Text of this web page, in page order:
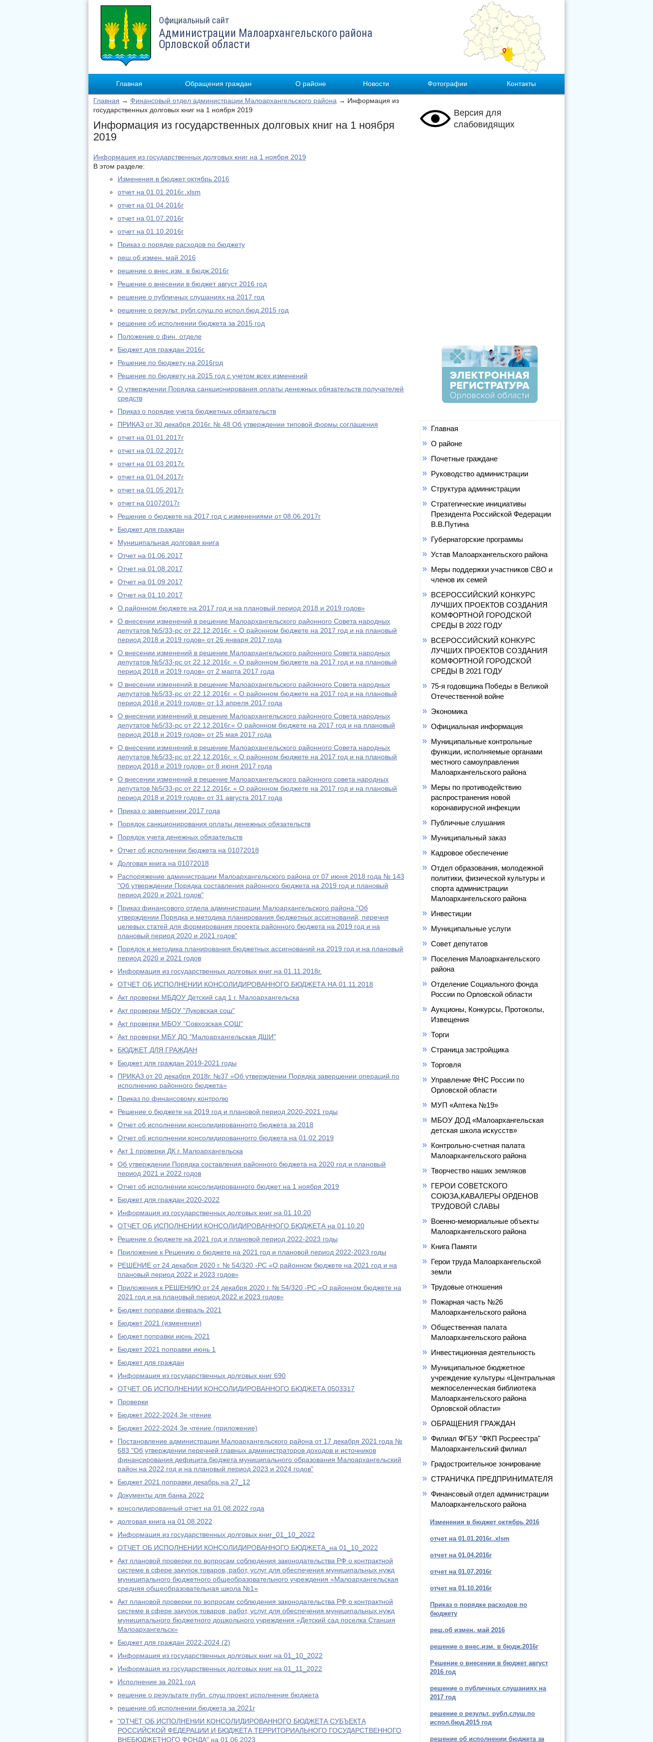
Официальный сайт
Администрации Малоархангельского района
Орловской области
Главная Обращения граждан О районе Новости Фотографии Контакты
Главная → Финансовый отдел администрации Малоархангельского района → Информация из
государственных долговых книг на 1 ноября 2019
Информация из государственных долговых книг на 1 ноября
2019
Информация из государственных долговых книг на 1 ноября 2019
В этом разделе:
Изменения в бюджет октябрь 2016
отчет на 01.01.2016г..xlsm
отчет на 01.04.2016г
отчет на 01.07.2016г
отчет на 01.10.2016г
Приказ о порядке расходов по бюджету
реш.об измен. май 2016
решение о внес.изм. в бюдж.2016г
Решение о внесении в бюджет август 2016 год
решение о публичных слушаниях на 2017 год
решение о результ. рубл.слуш.по испол.бюд.2015 год
решение об исполнении бюджета за 2015 год
Положение о фин. отделе
Бюджет для граждан 2016г.
Решение по бюджету на 2016год
Решение по бюджету на 2015 год с учетом всех изменений
О утверждении Порядка санкционирования оплаты денежных обязательств получателей
средств
Приказ о порядке учета бюджетных обязательств
ПРИКАЗ от 30 декабря 2016г. № 48 Об утверждении типовой формы соглашения
отчет на 01.01.2017г
отчет на 01.02.2017г
отчет на 01.03.2017г.
отчет на 01.04.2017г
отчет на 01.05.2017г
отчет на 01072017г
Решение о бюджете на 2017 год с изменениями от 08.06.2017г
Бюджет для граждан
Муниципальная долговая книга
Отчет на 01.06.2017
Отчет на 01.08.2017
Отчет на 01.09.2017
Отчет на 01.10.2017
О районном бюджете на 2017 год и на плановый период 2018 и 2019 годов»
О внесении изменений в решение Малоархангельского районного Совета народных
депутатов №5/33-рс от 22.12.2016г. « О районном бюджете на 2017 год и на плановый
период 2018 и 2019 годов» от 26 января 2017 года
О внесении изменений в решение Малоархангельского районного Совета народных
депутатов №5/33-рс от 22.12.2016г. « О районном бюджете на 2017 год и на плановый
период 2018 и 2019 годов» от 2 марта 2017 года
О внесении изменений в решение Малоархангельского районного Совета народных
депутатов №5/33-рс от 22.12.2016г. « О районном бюджете на 2017 год и на плановый
период 2018 и 2019 годов» от 13 апреля 2017 года
О внесении изменений в решение Малоархангельского районного Совета народных
депутатов №5/33-рс от 22.12.2016г.« О районном бюджете на 2017 год и на плановый
период 2018 и 2019 годов» от 25 мая 2017 года
О внесении изменений в решение Малоархангельского районного Совета народных
депутатов №5/33-рс от 22.12.2016г. « О районном бюджете на 2017 год и на плановый
период 2018 и 2019 годов» от 8 июня 2017 года
О внесении изменений в решение Малоархангельского районного совета народных
депутатов №5/33-рс от 22.12.2016г. « О районном бюджете на 2017 год и на плановый
период 2018 и 2019 годов» от 31 августа 2017 года
Приказ о завершении 2017 года
Порядок санкционирования оплаты денежных обязательств
Порядок учета денежных обязательств
Отчет об исполнении бюджета на 01072018
Долговая книга на 01072018
Распоряжение администрации Малоархангельского района от 07 июня 2018 года № 143
"Об утверждении Порядка составления районного бюджета на 2019 год и плановый
период 2020 и 2021 годов"
Приказ финансового отдела администрации Малоархангельского района "Об
утверждении Порядка и методика планирования бюджетных ассигнований, перечня
целевых статей для формирования проекта районного бюджета на 2019 год и на
плановый период 2020 и 2021 годов"
Порядок и методика планирования бюджетных ассигнований на 2019 год и на плановый
период 2020 и 2021 годов
Информация из государственных долговых книг на 01.11.2018г.
ОТЧЕТ ОБ ИСПОЛНЕНИИ КОНСОЛИДИРОВАННОГО БЮДЖЕТА НА 01.11.2018
Акт проверки МБДОУ Детский сад 1 г. Малоархангельска
Акт проверки МБОУ "Луковская сош"
Акт проверки МБОУ "Совхозская СОШ"
Акт проверки МБУ ДО "Малоархангельская ДШИ"
БЮДЖЕТ ДЛЯ ГРАЖДАН
Бюджет для граждан 2019-2021 годы
ПРИКАЗ от 20 декабря 2018г. №37 «Об утверждении Порядка завершении операций по
исполнению районного бюджета»
Приказ по финансовому контролю
Решение о бюджете на 2019 год и плановой период 2020-2021 годы
Отчет об исполнении консолидированногго бюджета за 2018
Отчет об исполнении консолидированногго бюджета на 01.02.2019
Акт 1 проверки ДК г. Малоархангельска
Об утверждении Порядка составления районного бюджета на 2020 год и плановый
период 2021 и 2022 годов
Отчет об исполнении консолидированного бюджет на 1 ноября 2019
Бюджет для граждан 2020-2022
Информация из государственных долговых книг на 01.10.20
ОТЧЕТ ОБ ИСПОЛНЕНИИ КОНСОЛИДИРОВАННОГО БЮДЖЕТА на 01.10.20
Решение о бюджете на 2021 год и плановой период 2022-2023 годы
Приложение к Решению о бюджете на 2021 год и плановой период 2022-2023 годы
РЕШЕНИЕ от 24 декабря 2020 г. № 54/320 -РС «О районном бюджете на 2021 год и на
плановый период 2022 и 2023 годов»
Приложения к РЕШЕНИЮ от 24 декабря 2020 г. № 54/320 -РС «О районном бюджете на
2021 год и на плановый период 2022 и 2023 годов»
Бюджет поправки февраль 2021
Бюджет 2021 (изменения)
Бюджет поправки июнь 2021
Бюджет 2021 поправки июнь 1
Бюджет для граждан
Информация из государственных долговых книг 690
ОТЧЕТ ОБ ИСПОЛНЕНИИ КОНСОЛИДИРОВАННОГО БЮДЖЕТА 0503317
Проверки
Бюджет 2022-2024 3е чтение
Бюджет 2022-2024 3е чтение (приложение)
Постановление администрации Малоархангельского района от 17 декабря 2021 года №
683 "Об утверждении перечней главных администраторов доходов и источников
финансирования дефицита бюджета муниципального образования Малоархангельский
район на 2022 год и на плановый период 2023 и 2024 годов"
Бюджет 2021 поправки декабрь на 27_12
Документы для банка 2022
консолидированный отчет на 01.08.2022 года
долговая книга на 01.08.2022
Информация из государственных долговых книг_01_10_2022
ОТЧЕТ ОБ ИСПОЛНЕНИИ КОНСОЛИДИРОВАННОГО БЮДЖЕТА_на 01_10_2022
Акт плановой проверки по вопросам соблюдения законодательства РФ о контрактной
системе в сфере закупок товаров, работ, услуг для обеспечения муниципальных нужд
муниципального бюджетного общеобразовательного учреждения «Малоархангельская
средняя общеобразовательная школа №1»
Акт плановой проверки по вопросам соблюдения законодательства РФ о контрактной
системе в сфере закупок товаров, работ, услуг для обеспечения муниципальных нужд
муниципального бюджетного дошкольного учреждения «Детский сад поселка Станция
Малоархангельск»
Бюджет для граждан 2022-2024 (2)
Информация из государственных долговых книг на 01_10_2022
Информация из государственных долговых книг на 01_11_2022
Исполнение за 2021 год
решение о результате публ. слуш.проект исполнение бюджета
решение об исполнении бюджета за 2021г
"ОТЧЕТ ОБ ИСПОЛНЕНИИ КОНСОЛИДИРОВАННОГО БЮДЖЕТА СУБЪЕКТА
РОССИЙСКОЙ ФЕДЕРАЦИИ И БЮДЖЕТА ТЕРРИТОРИАЛЬНОГО ГОСУДАРСТВЕННОГО
ВНЕБЮДЖЕТНОГО ФОНДА" на 01.06.2023
Версия для
слабовидящих
Главная
О районе
Почетные граждане
Руководство администрации
Структура администрации
Стратегические инициативы
Президента Российской Федерации
В.В.Путина
Губернаторские программы
Устав Малоархангельского района
Меры поддержки участников СВО и
членов их семей
ВСЕРОССИЙСКИЙ КОНКУРС
ЛУЧШИХ ПРОЕКТОВ СОЗДАНИЯ
КОМФОРТНОЙ ГОРОДСКОЙ
СРЕДЫ В 2022 ГОДУ
ВСЕРОССИЙСКИЙ КОНКУРС
ЛУЧШИХ ПРОЕКТОВ СОЗДАНИЯ
КОМФОРТНОЙ ГОРОДСКОЙ
СРЕДЫ В 2021 ГОДУ
75-я годовщина Победы в Великой
Отечественной войне
Экономика
Официальная информация
Муниципальные контрольные
функции, исполняемые органами
местного самоуправления
Малоархангельского района
Меры по противодействию
распространения новой
коронавирусной инфекции
Публичные слушания
Муниципальный заказ
Кадровое обеспечение
Отдел образования, молодежной
политики, физической культуры и
спорта администрации
Малоархангельского района
Инвестиции
Муниципальные услуги
Совет депутатов
Поселения Малоархангельского
района
Отделение Социального фонда
России по Орловской области
Аукционы, Конкурсы, Протоколы,
Извещения
Торги
Страница застройщика
Торговля
Управление ФНС России по
Орловской области
МУП «Аптека №19»
МБОУ ДОД «Малоархангельская
детская школа искусств»
Контрольно-счетная палата
Малоархангельского района
Творчество наших земляков
ГЕРОИ СОВЕТСКОГО
СОЮЗА,КАВАЛЕРЫ ОРДЕНОВ
ТРУДОВОЙ СЛАВЫ
Военно-мемориальные объекты
Малоархангельского района
Книга Памяти
Герои труда Малоархангельской
земли
Трудовые отношения
Пожарная часть №26
Малоархангельского района
Общественная палата
Малоархангельского района
Инвестиционная деятельность
Муниципальное бюджетное
учреждение культуры «Центральная
межпоселенческая библиотека
Малоархангельского района
Орловской области»
ОБРАЩЕНИЯ ГРАЖДАН
Филиал ФГБУ "ФКП Росреестра"
Малоархангельский филиал
Градостроительное зонирование
СТРАНИЧКА ПРЕДПРИНИМАТЕЛЯ
Финансовый отдел администрации
Малоархангельского района
Изменения в бюджет октябрь 2016
отчет на 01.01.2016г..xlsm
отчет на 01.04.2016г
отчет на 01.07.2016г
отчет на 01.10.2016г
Приказ о порядке расходов по
бюджету
реш.об измен. май 2016
решение о внес.изм. в бюдж.2016г
Решение о внесении в бюджет август
2016 год
решение о публичных слушаниях на
2017 год
решение о результ. рубл.слуш.по
испол.бюд.2015 год
решение об исполнении бюджета за